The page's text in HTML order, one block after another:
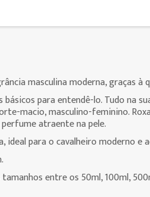
masculina moderna, graças
para entendê-lo. Tudo na
macio, masculino-feminino.
atraente na pele.
ideal para o cavalheiro moderno e
entre os 50ml, 100ml,